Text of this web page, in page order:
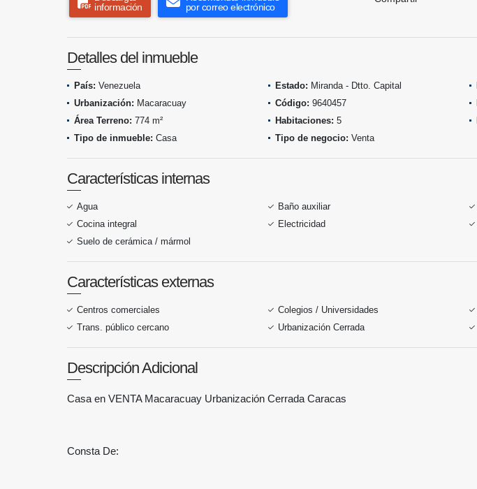
información
por correo electrónico
Detalles del inmueble
País: Venezuela Estado: Miranda - Dtto. Capital
Urbanización: Macaracuay Código: 9640457
Área Terreno: 774 m² Habitaciones: 5
Tipo de inmueble: Casa Tipo de negocio: Venta
Características internas
Agua Baño auxiliar
Cocina integral
Electricidad
Suelo de cerámica / mármol
Características externas
Centros comerciales Colegios / Universidades
Trans. público cercano
Urbanización Cerrada
Descripción Adicional
Casa en VENTA Macaracuay Urbanización Cerrada Caracas
Consta De: